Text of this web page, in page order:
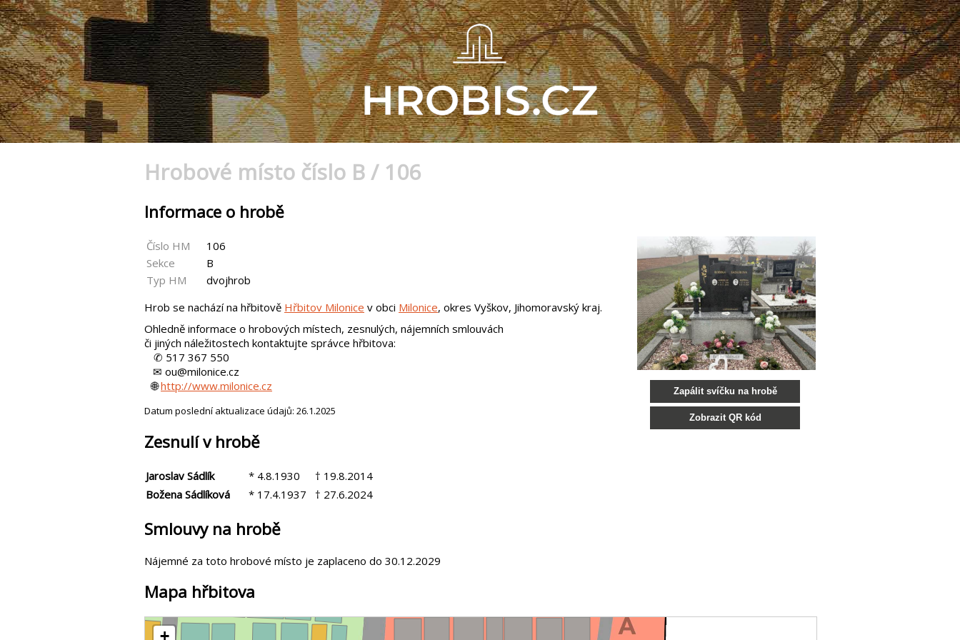
Hrobové místo číslo B / 106
Informace o hrobě
Zapálit svíčku na hrobě
Zobrazit QR kód
Číslo HM
106
Sekce
B
Typ HM
dvojhrob
Hrob se nachází na hřbitově Hřbitov Milonice v obci Milonice, okres Vyškov, Jihomoravský kraj.
Ohledně informace o hrobových místech, zesnulých, nájemních smlouvách
či jiných náležitostech kontaktujte správce hřbitova:
✆ 517 367 550
✉ ou@milonice.cz
🌐http://www.milonice.cz
Datum poslední aktualizace údajů: 26.1.2025
Zesnulí v hrobě
Jaroslav Sádlík * 4.8.1930
† 19.8.2014
Božena Sádlíková
* 17.4.1937 † 27.6.2024
Smlouvy na hrobě
Nájemné za toto hrobové místo je zaplaceno do 30.12.2029
Mapa hřbitova
+